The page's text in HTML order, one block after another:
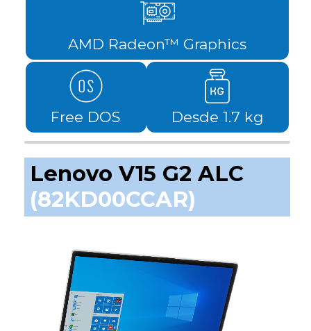
AMD Radeon™ Graphics
Free DOS Desde 1.7 kg
Lenovo V15 G2 ALC
(82KD00CCAR)